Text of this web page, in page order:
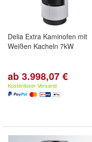
Delia Extra Kaminofen mit
Weißen Kacheln 7kW
ab 3.998,07 €
Kostenloser Versand